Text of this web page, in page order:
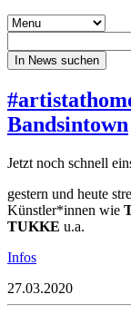
In News suchen
Bandsintown
Jetzt noch schnell
gestern und heute
Künstler*innen wie
TUKKE u.a.
Infos
27.03.2020